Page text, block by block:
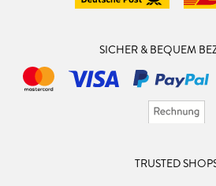
SICHER & BEQUEM
TRUSTED